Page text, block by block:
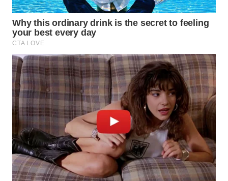
WN
NIAS
WN
LANGKAT
WN
TAPANULI
SELATAN
WN
TANJUNG
LESUNG